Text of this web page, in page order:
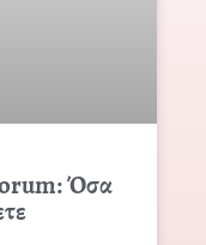
Όσα